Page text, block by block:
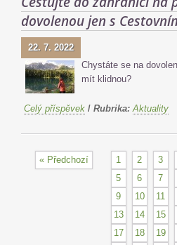
dovolenou jen s
22. 7. 2022
Chystáte se na
mít klidnou?
Celý příspěvek / Rubrika: Aktuality
« Předchozí 1 2 3
5
6 7
9
10 11
13
14 15
17
18 19